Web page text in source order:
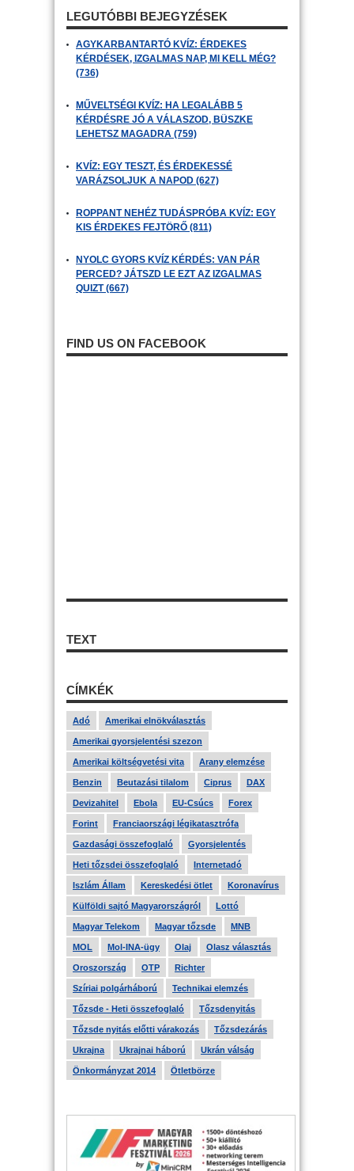
LEGUTÓBBI BEJEGYZÉSEK
AGYKARBANTARTÓ KVÍZ: ÉRDEKES
KÉRDÉSEK, IZGALMAS NAP, MI KELL MÉG?
(736)
MŰVELTSÉGI KVÍZ: HA LEGALÁBB 5
KÉRDÉSRE JÓ A VÁLASZOD, BÜSZKE
LEHETSZ MAGADRA (759)
KVÍZ: EGY TESZT, ÉS ÉRDEKESSÉ
VARÁZSOLJUK A NAPOD (627)
ROPPANT NEHÉZ TUDÁSPRÓBA KVÍZ: EGY
KIS ÉRDEKES FEJTÖRŐ (811)
NYOLC GYORS KVÍZ KÉRDÉS: VAN PÁR
PERCED? JÁTSZD LE EZT AZ IZGALMAS
QUIZT (667)
FIND US ON FACEBOOK
TEXT
CÍMKÉK
Adó Amerikai elnökválasztás
Amerikai gyorsjelentési szezon
Amerikai költségvetési vita Arany elemzése
Benzin Beutazási tilalom Ciprus DAX
Devizahitel Ebola EU-Csúcs Forex
Forint Franciaországi légikatasztrófa
Gazdasági összefoglaló Gyorsjelentés
Heti tőzsdei összefoglaló Internetadó
Iszlám Állam Kereskedési ötlet Koronavírus
Külföldi sajtó Magyarországról Lottó
Magyar Telekom Magyar tőzsde MNB
MOL Mol-INA-ügy Olaj Olasz választás
Oroszország OTP Richter
Szíriai polgárháború Technikai elemzés
Tőzsde - Heti összefoglaló Tőzsdenyitás
Tőzsde nyitás előtti várakozás Tőzsdezárás
Ukrajna Ukrajnai háború Ukrán válság
Önkormányzat 2014 Ötletbörze